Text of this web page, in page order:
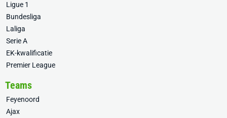
Ligue 1
Bundesliga
Laliga
Serie A
EK-kwalificatie
Premier League
Teams
Feyenoord
Ajax